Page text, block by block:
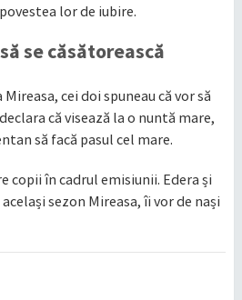
lor de iubire.
se căsătorească
cei doi spuneau că vor să
că visează la o nuntă mare,
să facă pasul cel mare.
copii în cadrul emisiunii. Edera și
sezon Mireasa, îi vor de nași